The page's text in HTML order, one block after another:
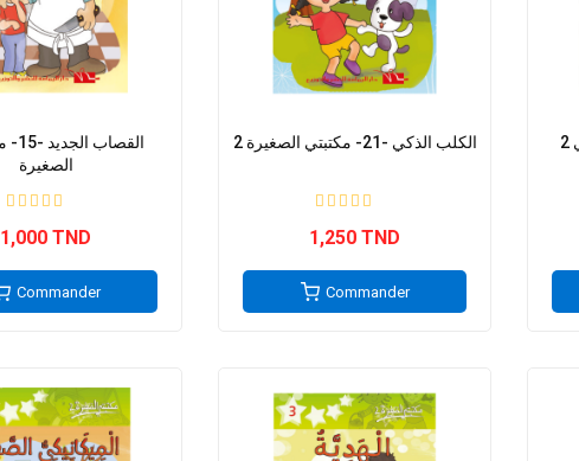
الصغيرة
1,000 TND
Commander
2 الكلب الذكي -21- مكتبتي الصغيرة
1,250 TND
Commander
2 اللعبة الالكترونية-11- مكتبتي